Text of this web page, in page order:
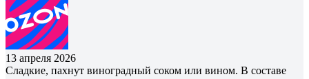
13 апреля 2026
Сладкие, пахнут виноградный соком или вином. В составе